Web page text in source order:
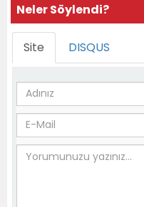
Neler Söylendi?
Site DISQUS